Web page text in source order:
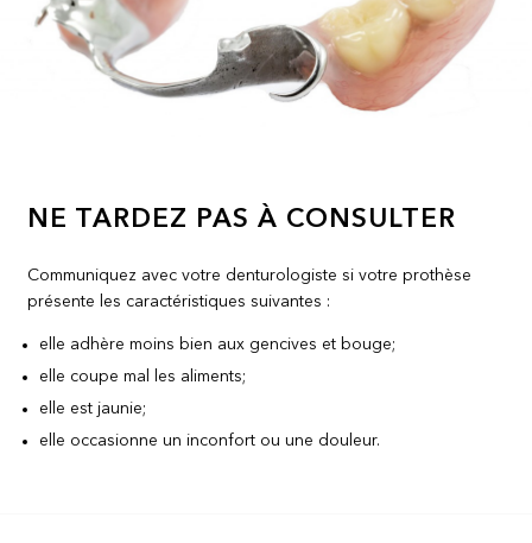
NE TARDEZ PAS À CONSULTER
Communiquez avec votre denturologiste si votre prothèse
présente les caractéristiques suivantes :
elle adhère moins bien aux gencives et bouge;
elle coupe mal les aliments;
elle est jaunie;
elle occasionne un inconfort ou une douleur.